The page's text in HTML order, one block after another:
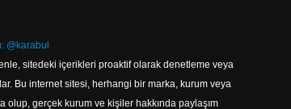
@karabul
sitedeki içerikleri proaktif olarak denetleme veya
Bu internet sitesi, herhangi bir marka, kurum veya
olup, gerçek kurum ve kişiler hakkında paylaşım